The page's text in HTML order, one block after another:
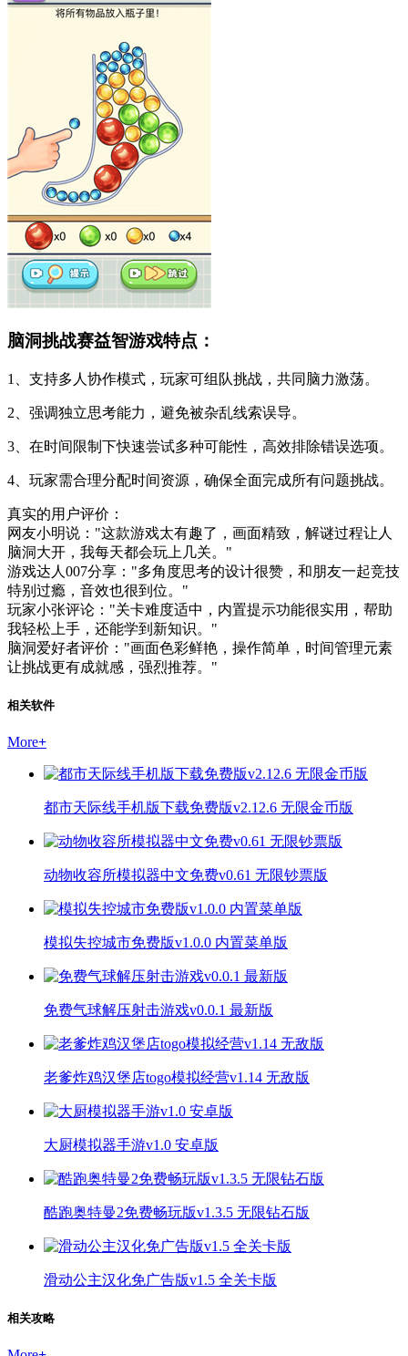
脑洞挑战赛益智游戏特点：
1、支持多人协作模式，玩家可组队挑战，共同脑力激荡。
2、强调独立思考能力，避免被杂乱线索误导。
3、在时间限制下快速尝试多种可能性，高效排除错误选项。
4、玩家需合理分配时间资源，确保全面完成所有问题挑战。
真实的用户评价：
网友小明说："这款游戏太有趣了，画面精致，解谜过程让人
脑洞大开，我每天都会玩上几关。"
游戏达人007分享："多角度思考的设计很赞，和朋友一起竞技
特别过瘾，音效也很到位。"
玩家小张评论："关卡难度适中，内置提示功能很实用，帮助
我轻松上手，还能学到新知识。"
脑洞爱好者评价："画面色彩鲜艳，操作简单，时间管理元素
让挑战更有成就感，强烈推荐。"
相关软件
More+
都市天际线手机版下载免费版v2.12.6 无限金币版
动物收容所模拟器中文免费v0.61 无限钞票版
模拟失控城市免费版v1.0.0 内置菜单版
免费气球解压射击游戏v0.0.1 最新版
老爹炸鸡汉堡店togo模拟经营v1.14 无敌版
大厨模拟器手游v1.0 安卓版
酷跑奥特曼2免费畅玩版v1.3.5 无限钻石版
滑动公主汉化免广告版v1.5 全关卡版
相关攻略